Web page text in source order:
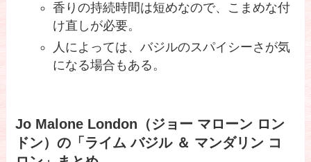
香りの持続時間は短めなので、こまめな付
け直しが必要。
人によっては、バジルのスパイシーさが気
になる場合もある。
Jo Malone London（ジョー マローン ロン
ドン）の「ライム バジル ＆ マンダリン コ